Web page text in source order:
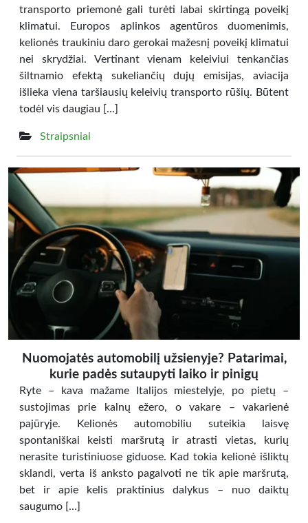
transporto priemonė gali turėti labai skirtingą poveikį
klimatui. Europos aplinkos agentūros duomenimis,
kelionės traukiniu daro gerokai mažesnį poveikį klimatui
nei skrydžiai. Vertinant vienam keleiviui tenkančias
šiltnamio efektą sukeliančių dujų emisijas, aviacija
išlieka viena taršiausių keleivių transporto rūšių. Būtent
todėl vis daugiau […]
Straipsniai
Nuomojatės automobilį užsienyje? Patarimai,
kurie padės sutaupyti laiko ir pinigų
Ryte – kava mažame Italijos miestelyje, po pietų –
sustojimas prie kalnų ežero, o vakare – vakarienė
pajūryje. Kelionės automobiliu suteikia laisvę
spontaniškai keisti maršrutą ir atrasti vietas, kurių
nerasite turistiniuose giduose. Kad tokia kelionė išliktų
sklandi, verta iš anksto pagalvoti ne tik apie maršrutą,
bet ir apie kelis praktinius dalykus – nuo daiktų
saugumo […]